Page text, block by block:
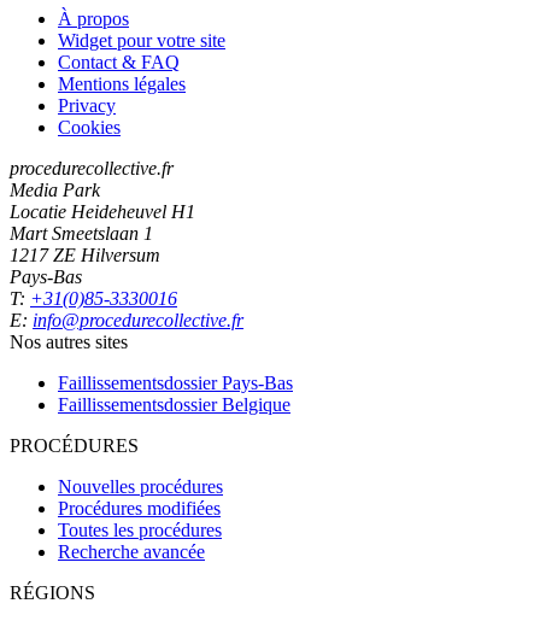
À propos
Widget pour votre site
Contact & FAQ
Mentions légales
Privacy
Cookies
procedurecollective.fr
Media Park
Locatie Heideheuvel H1
Mart Smeetslaan 1
1217 ZE Hilversum
Pays-Bas
T: +31(0)85-3330016
E: info@procedurecollective.fr
Nos autres sites
Faillissementsdossier Pays-Bas
Faillissementsdossier Belgique
PROCÉDURES
Nouvelles procédures
Procédures modifiées
Toutes les procédures
Recherche avancée
RÉGIONS